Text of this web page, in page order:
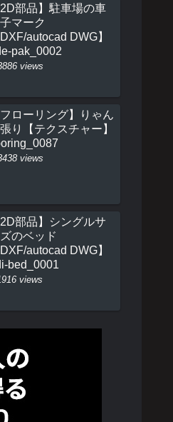
2D部品】駐車場の車
マーク
DXF/autocad DWG】
pak_0002
views
フローリング】りゃん
り【テクスチャー】
views
2D部品】シングルサ
のベッド
DXF/autocad DWG】
bed_0001
views